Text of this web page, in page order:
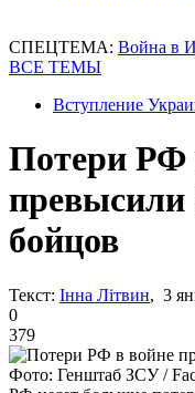
СПЕЦТЕМА: Война в
ВСЕ ТЕМЫ
Вступление
Потери РФ
превысили
бойцов
Текст: Інна Літвин, 3
0
379
Фото: Генштаб ЗСУ /